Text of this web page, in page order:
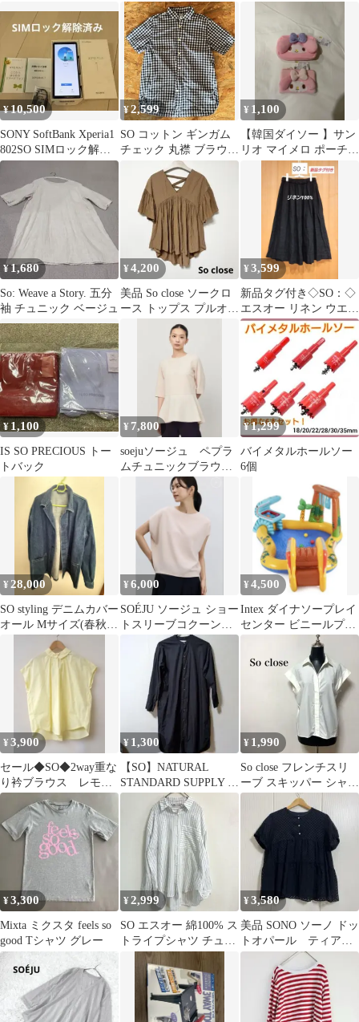
イズ
セット
¥10,500
SONY SoftBank Xperia1
802SO SIMロック解除
済
¥2,599
SO コットン ギンガム
チェック 丸襟 ブラウ
ス シャツ
¥ 1,100
【韓国ダイソー 】サン
リオ マイメロ ポーチ
セット 韓国DAISO
¥1,680
So: Weave a Story. 五分
袖 チュニック ベージュ
¥4,200
美品 So close ソークロ
ース トップス プルオー
バー ブラウス M
¥3,599
新品タグ付き◇SO：◇
エスオー リネン ウエス
トフリルスカート ブラ
ック F
¥ 1,100
IS SO PRECIOUS トー
トバック
¥ 7,800
soejuソージュ ペプラ
ムチュニックブラウス
¥1,299
バイメタルホールソー
6個
¥ 28,000
SO styling デニムカバー
オール Mサイズ(春秋
¥6,000
SOÉJU ソージュ ショー
トスリーブコクーンブ
¥4,500
Intex ダイナソープレイ
センター ビニールプー
¥3,900
セール◆SO◆2way重な
り衿ブラウス レモン
イエロー
¥ 1,300
【SO】NATURAL
STANDARD SUPPLY ロ
ングシャツ
¥ 1,990
So close フレンチスリ
ーブ スキッパー シャツ
ブラウス L ホワイト
¥3,300
Mixta ミクスタ feels so
good Tシャツ グレー
¥2,999
SO エスオー 綿100% ス
トライプシャツ チュニ
ック 白 紺 大きめ S
¥3,580
美品 SONO ソーノ ドッ
トオパール ティアー
ドフレアブラウス